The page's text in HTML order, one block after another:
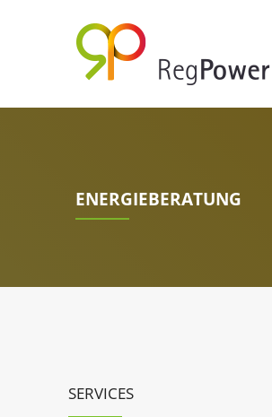
ENERGIEBERATUNG
SERVICES